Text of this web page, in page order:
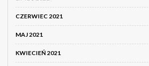
CZERWIEC 2021
MAJ 2021
KWIECIEŃ 2021